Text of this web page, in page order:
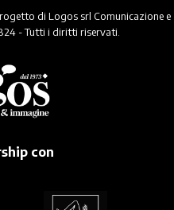
di Logos srl Comunicazione e
- Tutti i diritti riservati.
con